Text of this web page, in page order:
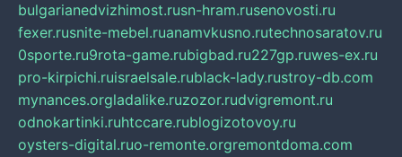
bulgarianedvizhimost.rusn-hram.rusenovosti.ru
fexer.rusnite-mebel.ruanamvkusno.rutechnosaratov.ru
0sporte.ru9rota-game.rubigbad.ru227gp.ruwes-ex.ru
pro-kirpichi.ruisraelsale.rublack-lady.rustroy-db.com
mynances.orgladalike.ruzozor.rudvigremont.ru
odnokartinki.ruhtccare.rublogizotovoy.ru
oysters-digital.ruo-remonte.orgremontdoma.com